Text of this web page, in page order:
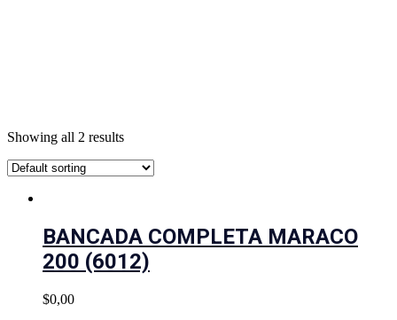
Showing all 2 results
BANCADA COMPLETA MARACO
200 (6012)
$0,00